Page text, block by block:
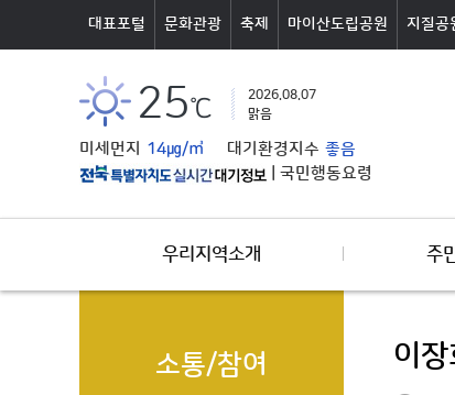
대표포털 문화관광 축제 마이산도립공원 지질공
25℃
2026.08.07
맑음
미세먼지 14㎍/㎥ 대기환경지수 좋음
국민행동요령
우리지역소개 주
소통/참여 이